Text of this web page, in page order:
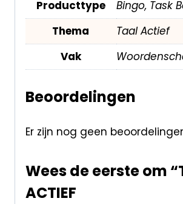
Producttype
Bingo, Task
Thema
Taal Actief
Vak
Beoordelingen
Er zijn nog geen
Wees de eerste om
ACTIEF